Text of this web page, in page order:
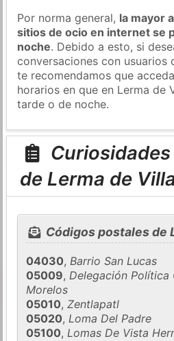
Por norma general, la mayor
sitios de ocio en internet se
noche. Debido a esto, si
conversaciones con usuarios
te recomendamos que
horarios en que en Lerma de
tarde o de noche.
de Lerma de
Códigos postales de
04030,Barrio San Lucas
05009,Delegación Política
Morelos
05010,Zentlapatl
05020,Loma Del Padre
05100,Lomas De Vista